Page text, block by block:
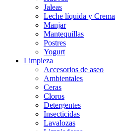
Jaleas
Leche líquida y Crema
Manjar
Mantequillas
Postres
Yogurt
Limpieza
Accesorios de aseo
Ambientales
Ceras
Cloros
Detergentes
Insecticidas
Lavalozas